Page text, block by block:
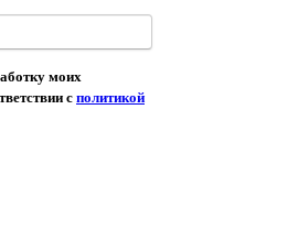
моих
с политикой